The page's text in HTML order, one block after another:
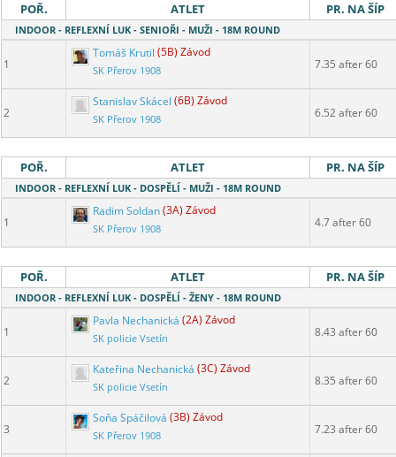
POŘ. ATLET PR. NA ŠÍP
INDOOR - REFLEXNÍ LUK - SENIOŘI - MUŽI - 18M ROUND
1
Tomáš Krutil (5B) Závod
SK Přerov 1908 7.35 after 60
2
Stanislav Skácel (6B) Závod
SK Přerov 1908 6.52 after 60
POŘ. ATLET PR. NA ŠÍP
INDOOR - REFLEXNÍ LUK - DOSPĚLÍ - MUŽI - 18M ROUND
1
Radim Soldan(3A) Závod
SK Přerov 1908 4.7 after 60
POŘ. ATLET PR. NA ŠÍP
INDOOR - REFLEXNÍ LUK - DOSPĚLÍ - ŽENY - 18M ROUND
1
Pavla Nechanická (2A) Závod
SK policie Vsetín 8.43 after 60
2
Kateřina Nechanická (3C) Závod
SK policie Vsetín 8.35 after 60
3
Soňa Spáčilová (3B) Závod
SK Přerov 1908 7.23 after 60